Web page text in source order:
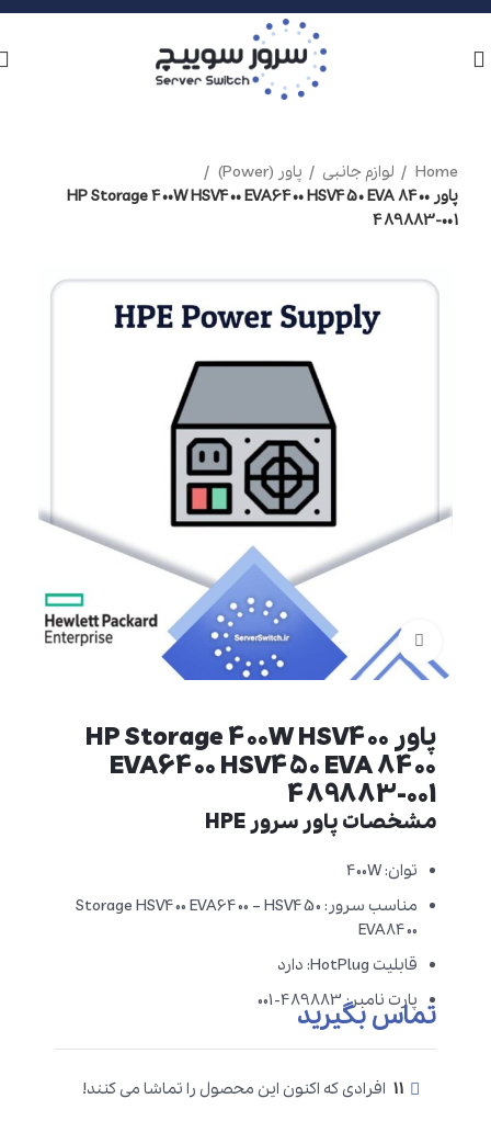
Home لوازم جانبی
پاور (Power)
پاور HP Storage 400W HSV400 EVA6400 HSV450 EVA 8400
489883-001
برای بزرگنمایی کلیک کنید
پاور HP Storage 400W HSV400
EVA6400 HSV450 EVA 8400
489883-001
مشخصات پاور سرور HPE
توان: 400W
مناسب سرور: Storage HSV400 EVA6400 – HSV450
EVA8400
قابلیت HotPlug: دارد
پارت نامبر: 489883-001
تماس بگیرید
11 افرادی که اکنون این محصول را تماشا می کنند!